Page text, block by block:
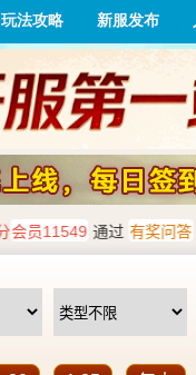
玩法攻略 新服发布